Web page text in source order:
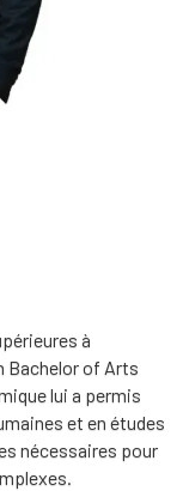
à
Bachelor of Arts
lui a permis
et en études
nécessaires pour